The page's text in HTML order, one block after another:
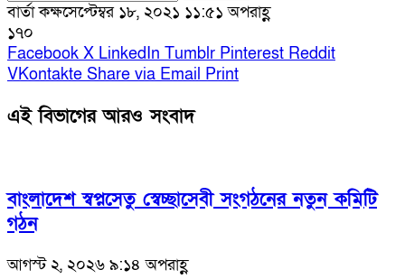
বার্তা কক্ষসেপ্টেম্বর ১৮, ২০২১ ১১:৫১ অপরাহ্ণ
১৭০
Facebook X LinkedIn Tumblr Pinterest Reddit
VKontakte Share via Email Print
এই বিভাগের আরও সংবাদ
বাংলাদেশ স্বপ্নসেতু স্বেচ্ছাসেবী সংগঠনের নতুন কমিটি
গঠন
আগস্ট ২, ২০২৬ ৯:১৪ অপরাহ্ণ